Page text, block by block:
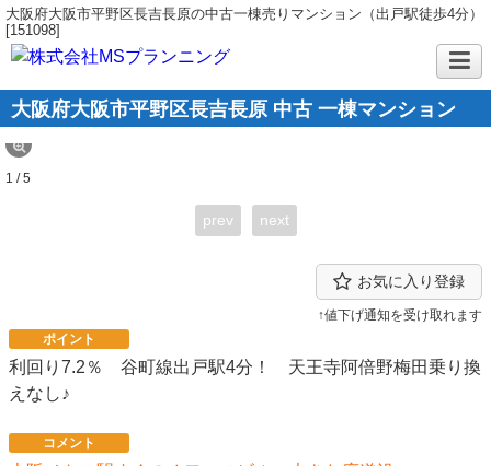
大阪府大阪市平野区長吉長原の中古一棟売りマンション（出戸駅徒歩4分）
[151098]
大阪府大阪市平野区長吉長原 中古 一棟マンション
1 / 5
prev next
お気に入り登録
↑値下げ通知を受け取れます
ポイント
利回り7.2％ 谷町線出戸駅4分！ 天王寺阿倍野梅田乗り換
えなし♪
コメント